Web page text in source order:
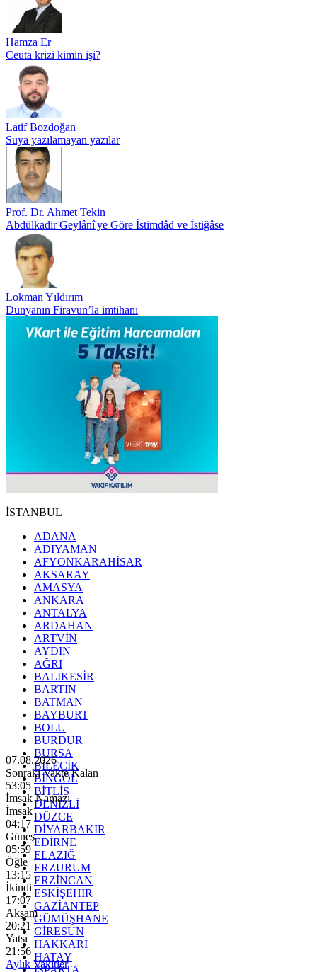
Hamza Er
Ceuta krizi kimin işi?
Latif Bozdoğan
Suya yazılamayan yazılar
Prof. Dr. Ahmet Tekin
Abdülkadir Geylânî'ye Göre İstimdâd ve İstiğâse
Lokman Yıldırım
Dünyanın Firavun’la imtihanı
İSTANBUL
ADANA
ADIYAMAN
AFYONKARAHİSAR
AKSARAY
AMASYA
ANKARA
ANTALYA
ARDAHAN
ARTVİN
AYDIN
AĞRI
BALIKESİR
BARTIN
BATMAN
BAYBURT
BOLU
BURDUR
BURSA
BİLECİK
BİNGÖL
BİTLİS
DENİZLİ
DÜZCE
DİYARBAKIR
EDİRNE
ELAZIĞ
ERZURUM
ERZİNCAN
ESKİŞEHİR
GAZİANTEP
GÜMÜŞHANE
GİRESUN
HAKKARİ
HATAY
ISPARTA
07.08.2026
Sonraki Vakte Kalan
53:04
İmsak Namazı
İmsak
04:17
Güneş
05:59
Öğle
13:15
İkindi
17:07
Akşam
20:21
Yatsı
21:56
Aylık Vakitler